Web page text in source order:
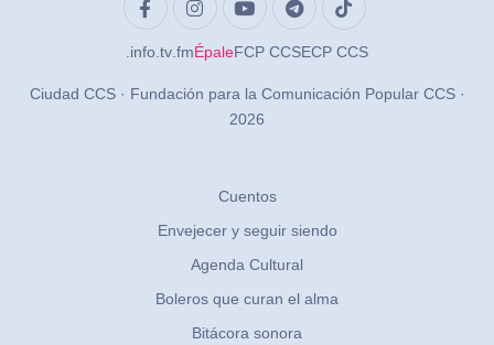
.info.tv.fmÉpaleFCP CCSECP CCS
Ciudad CCS · Fundación para la Comunicación Popular CCS ·
2026
Cuentos
Envejecer y seguir siendo
Agenda Cultural
Boleros que curan el alma
Bitácora sonora